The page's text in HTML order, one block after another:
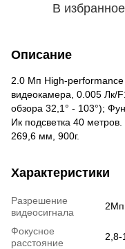
В избранное
Описание
2.0 Мп High-performance
видеокамера, 0.005 Лк/
обзора 32,1° - 103°);
Ик подсветка 40
269,6 мм, 900г.
Характеристики
Разрешение
видеосигнала
2Мп
Фокусное
расстояние
2,8-